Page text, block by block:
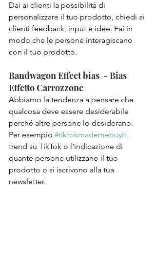
Dai ai clienti la possibilità di
personalizzare il tuo prodotto, chiedi ai
clienti feedback, input e idee. Fai in
modo che le persone interagiscano
con il tuo prodotto.
Bandwagon Effect bias  - Bias
Effetto Carrozzone
Abbiamo la tendenza a pensare che
qualcosa deve essere desiderabile
perché altre persone lo desiderano.
Per esempio #tiktokmademebuyit
trend su TikTok o l'indicazione di
quante persone utilizzano il tuo
prodotto o si iscrivono alla tua
newsletter.